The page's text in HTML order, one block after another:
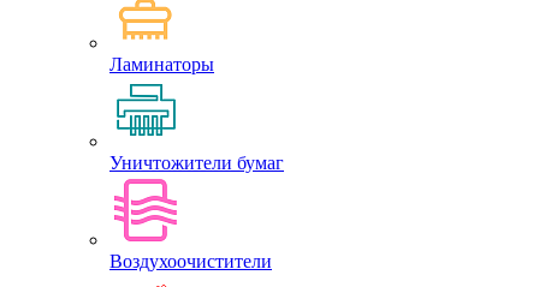
Ламинаторы
Уничтожители бумаг
Воздухоочистители